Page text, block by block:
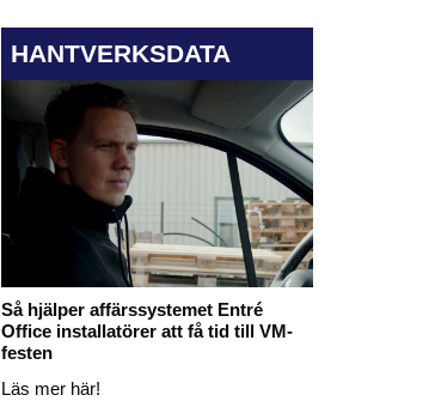
HANTVERKSDATA
Så hjälper affärssystemet Entré
Office installatörer att få tid till VM-
festen
Läs mer här!